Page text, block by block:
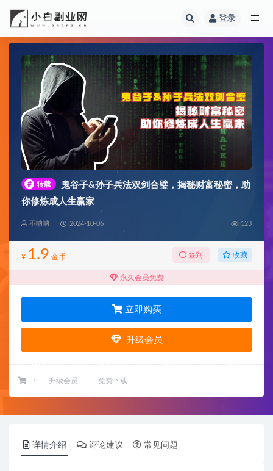
登录
# 转载
鬼谷子&孙子兵法双剑合璧，揭秘财富秘密，助
你修炼成人生赢家
不呐呐 2024-10-06 123
¥ 1.9 金币 签到 收藏
永久会员免费
立即购买
升级会员
： 升级会员 免费下载
详情介绍 评论建议 常见问题